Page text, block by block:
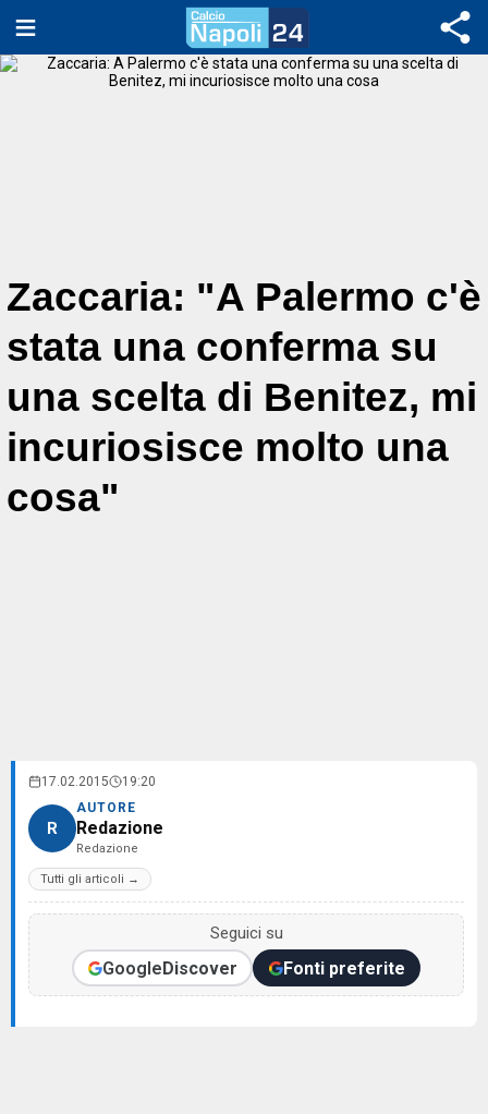
Zaccaria: "A Palermo c'è
stata una conferma su
una scelta di Benitez, mi
incuriosisce molto una
cosa"
17.02.2015 19:20
R
AUTORE
Redazione
Redazione
Tutti gli articoli →
Seguici su
GoogleDiscover Fonti preferite